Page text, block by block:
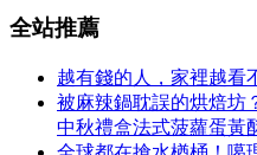
全站推薦
越有錢的人，家裡越看
被麻辣鍋耽誤的烘焙坊
中秋禮盒法式菠蘿蛋黃